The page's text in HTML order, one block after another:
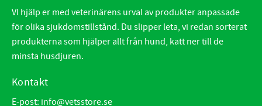
VI hjälp er med veterinärens urval av produkter anpassade
för olika sjukdomstillstånd. Du slipper leta, vi redan sorterat
produkterna som hjälper allt från hund, katt ner till de
minsta husdjuren.
Kontakt
E-post: info@vetsstore.se